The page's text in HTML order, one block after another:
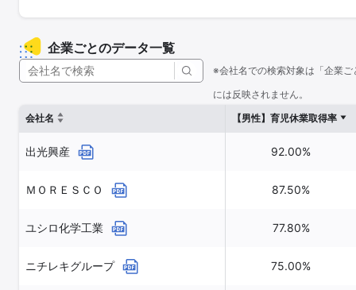
企業ごとのデータ一覧
※会社名での検索対象は「企業
には反映されません。
会社名
【男性】育児休業取得率
出光興産 92.00%
ＭＯＲＥＳＣＯ 87.50%
ユシロ化学工業 77.80%
ニチレキグループ 75.00%